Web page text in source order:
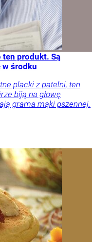
produkt. Są
środku
placki z patelni, ten
biją na głowę
grama mąki pszennej.